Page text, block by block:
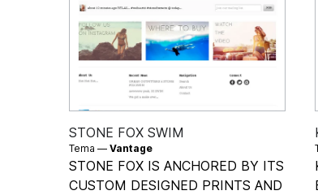
STONE FOX SWIM
Tema —Vantage
STONE FOX IS ANCHORED BY ITS
CUSTOM DESIGNED PRINTS AND